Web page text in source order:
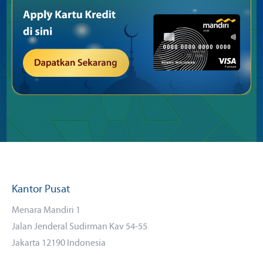
Kantor Pusat
Menara Mandiri 1
Jalan Jenderal Sudirman Kav 54-55
Jakarta 12190 Indonesia